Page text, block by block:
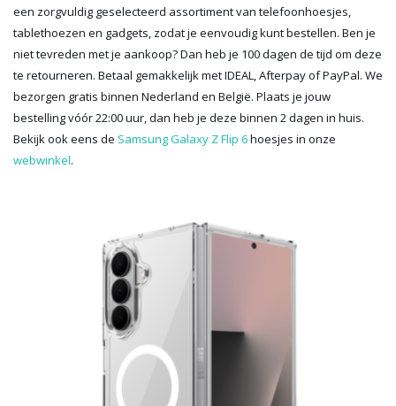
een zorgvuldig geselecteerd assortiment van telefoonhoesjes,
tablethoezen en gadgets, zodat je eenvoudig kunt bestellen. Ben je
niet tevreden met je aankoop? Dan heb je 100 dagen de tijd om deze
te retourneren. Betaal gemakkelijk met IDEAL, Afterpay of PayPal. We
bezorgen gratis binnen Nederland en België. Plaats je jouw
bestelling vóór 22:00 uur, dan heb je deze binnen 2 dagen in huis.
Bekijk ook eens de Samsung Galaxy Z Flip 6hoesjes in onze
webwinkel.